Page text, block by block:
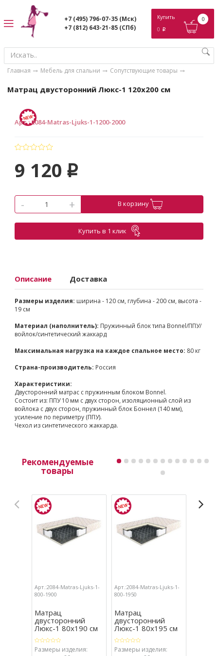
+7 (495) 796-07-35 (Мск)
+7 (812) 643-21-85 (СПб)
Купить
0 p
0
Главная Мебель для спальни Сопутствующие товары
Матрац двусторонний Люкс-1 120х200 см
Арт.:2084-Matras-Ljuks-1-1200-2000
9 120 p
- + В корзину
Купить в 1 клик
Описание Доставка
Размеры изделия: ширина - 120 см, глубина - 200 см, высота -
19 см
Материал (наполнитель): Пружинный блок типа Bonnel/ППУ/
войлок/синтетический жаккард
Максимальная нагрузка на каждое спальное место: 80 кг
Страна-производитель: Россия
Характеристики:
Двусторонний матрас с пружинным блоком Bonnel.
Состоит из: ППУ 10 мм с двух сторон, изоляционный слой из
войлока с двух сторон, пружинный блок Боннел (140 мм),
усиление по периметру (ППУ).
Чехол из синтетического жаккарда.
Рекомендуемые
товары
Арт.:2084-Matras-Ljuks-1-
800-1900
Матрац
двусторонний
Люкс-1 80х190 см
Размеры изделия:
Арт.:2084-Matras-Ljuks-1-
800-1950
Матрац
двусторонний
Люкс-1 80х195 см
Размеры изделия: